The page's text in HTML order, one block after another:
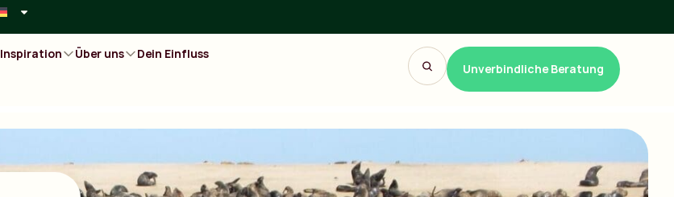
Inspiration Über uns
Dein Einfluss
Unverbindliche Beratung